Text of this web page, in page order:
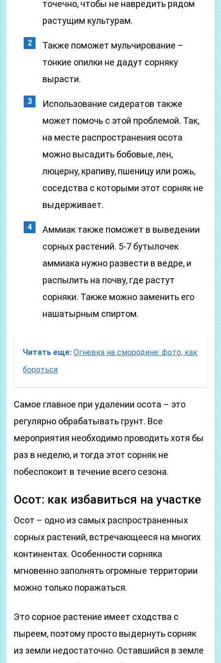
точечно, чтобы не навредить рядом
растущим культурам.
Также поможет мульчирование –
тонкие опилки не дадут сорняку
вырасти.
Использование сидератов также
может помочь с этой проблемой. Так,
на месте распространения осота
можно высадить бобовые, лен,
люцерну, крапиву, пшеницу или рожь,
соседства с которыми этот сорняк не
выдерживает.
Аммиак также поможет в выведении
сорных растений. 5-7 бутылочек
аммиака нужно развести в ведре, и
распылить на почву, где растут
сорняки. Также можно заменить его
нашатырным спиртом.
Читать еще: Огневка на смородине: фото, как
бороться
Самое главное при удалении осота – это
регулярно обрабатывать грунт. Все
мероприятия необходимо проводить хотя бы
раз в неделю, и тогда этот сорняк не
побеспокоит в течение всего сезона.
Осот: как избавиться на участке
Осот – одно из самых распространенных
сорных растений, встречающееся на многих
континентах. Особенности сорняка
мгновенно заполнять огромные территории
можно только поражаться.
Это сорное растение имеет сходства с
пыреем, поэтому просто выдернуть сорняк
из земли недостаточно. Оставшийся в земле